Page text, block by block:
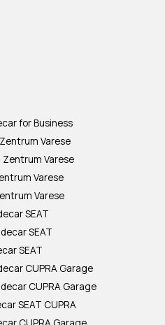
for Business
Varese
Varese
Varese
Varese
SEAT
SEAT
SEAT
CUPRA Garage
CUPRA Garage
SEAT CUPRA